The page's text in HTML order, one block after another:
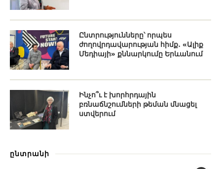
Ընտրությունները՝ որպես
ժողովրդավարության հիմք․ «Ալիք
Մեդիայի» քննարկումը Երևանում
Ինչո՞ւ է խորհրդային
բռնաճնշումների թեման մնացել
ստվերում
ընտրանի